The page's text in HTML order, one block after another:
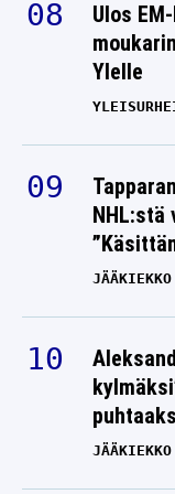
Ulos
Ylelle
JÄÄKIEKKO
JÄÄKIEKKO